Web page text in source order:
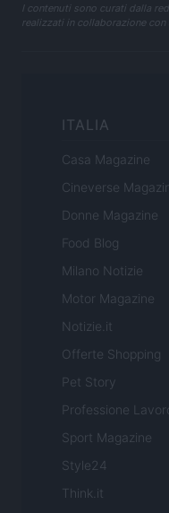
I contenuti sono curati dalla
realizzati in collaborazione
ITALIA
Casa Magazine
Cineverse
Donne Magazine
Food Blog
Milano Notizie
Motor Magazine
Notizie.it
Offerte Shopping
Pet Story
Professione
Sport Magazine
Style24
Think.it